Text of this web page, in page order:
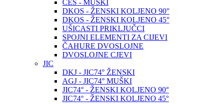
CES - MUŠKI
DKOS - ŽENSKI KOLJENO 90°
DKOS - ŽENSKI KOLJENO 45°
UŠICASTI PRIKLJUČCI
SPOJNI ELEMENTI ZA CIJEVI
ČAHURE DVOSLOJNE
DVOSLOJNE CJEVI
JIC
DKJ - JIC74° ŽENSKI
AGJ - JIC74° MUŠKI
JIC74° - ŽENSKI KOLJENO 90°
JIC74° - ŽENSKI KOLJENO 45°